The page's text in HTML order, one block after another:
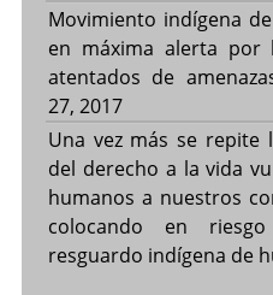
Movimiento indígena
en máxima alerta por
atentados de
27, 2017
Una vez más se repite
del derecho a la vida
humanos a nuestros
colocando en
resguardo indígena de